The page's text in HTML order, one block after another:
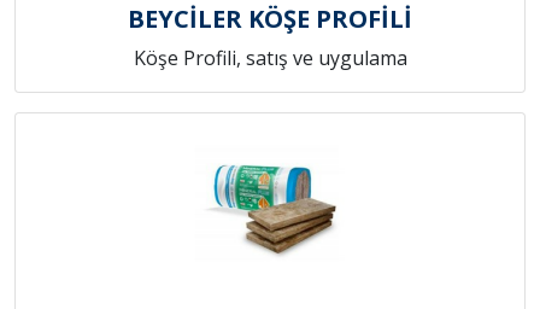
BEYCİLER KÖŞE PROFİLİ
Köşe Profili, satış ve uygulama